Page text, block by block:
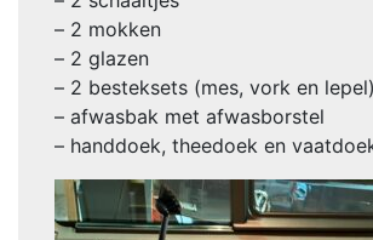
– 2 mokken
– 2 glazen
– 2 besteksets (mes, vork en lepel)
– afwasbak met afwasborstel
– handdoek, theedoek en